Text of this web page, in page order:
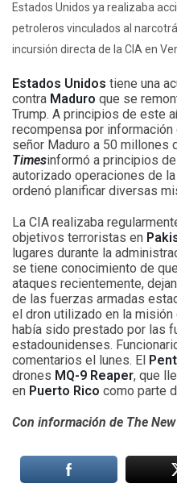
Estados Unidos ya realizaba
petroleros vinculados al
incursión directa de la CIA en
Estados Unidos tiene una
contra Maduro que se
Trump. A principios de este
recompensa por información
señor Maduro a 50 millones
Timesinformó a principios
autorizado operaciones de
ordenó planificar diversas
La CIA realizaba
objetivos terroristas en
lugares durante la
se tiene conocimiento de
ataques recientemente,
de las fuerzas armadas
el dron utilizado en la
había sido prestado por las
estadounidenses.
comentarios el lunes. El
drones MQ-9 Reaper, que
en Puerto Rico como parte
Con información de The